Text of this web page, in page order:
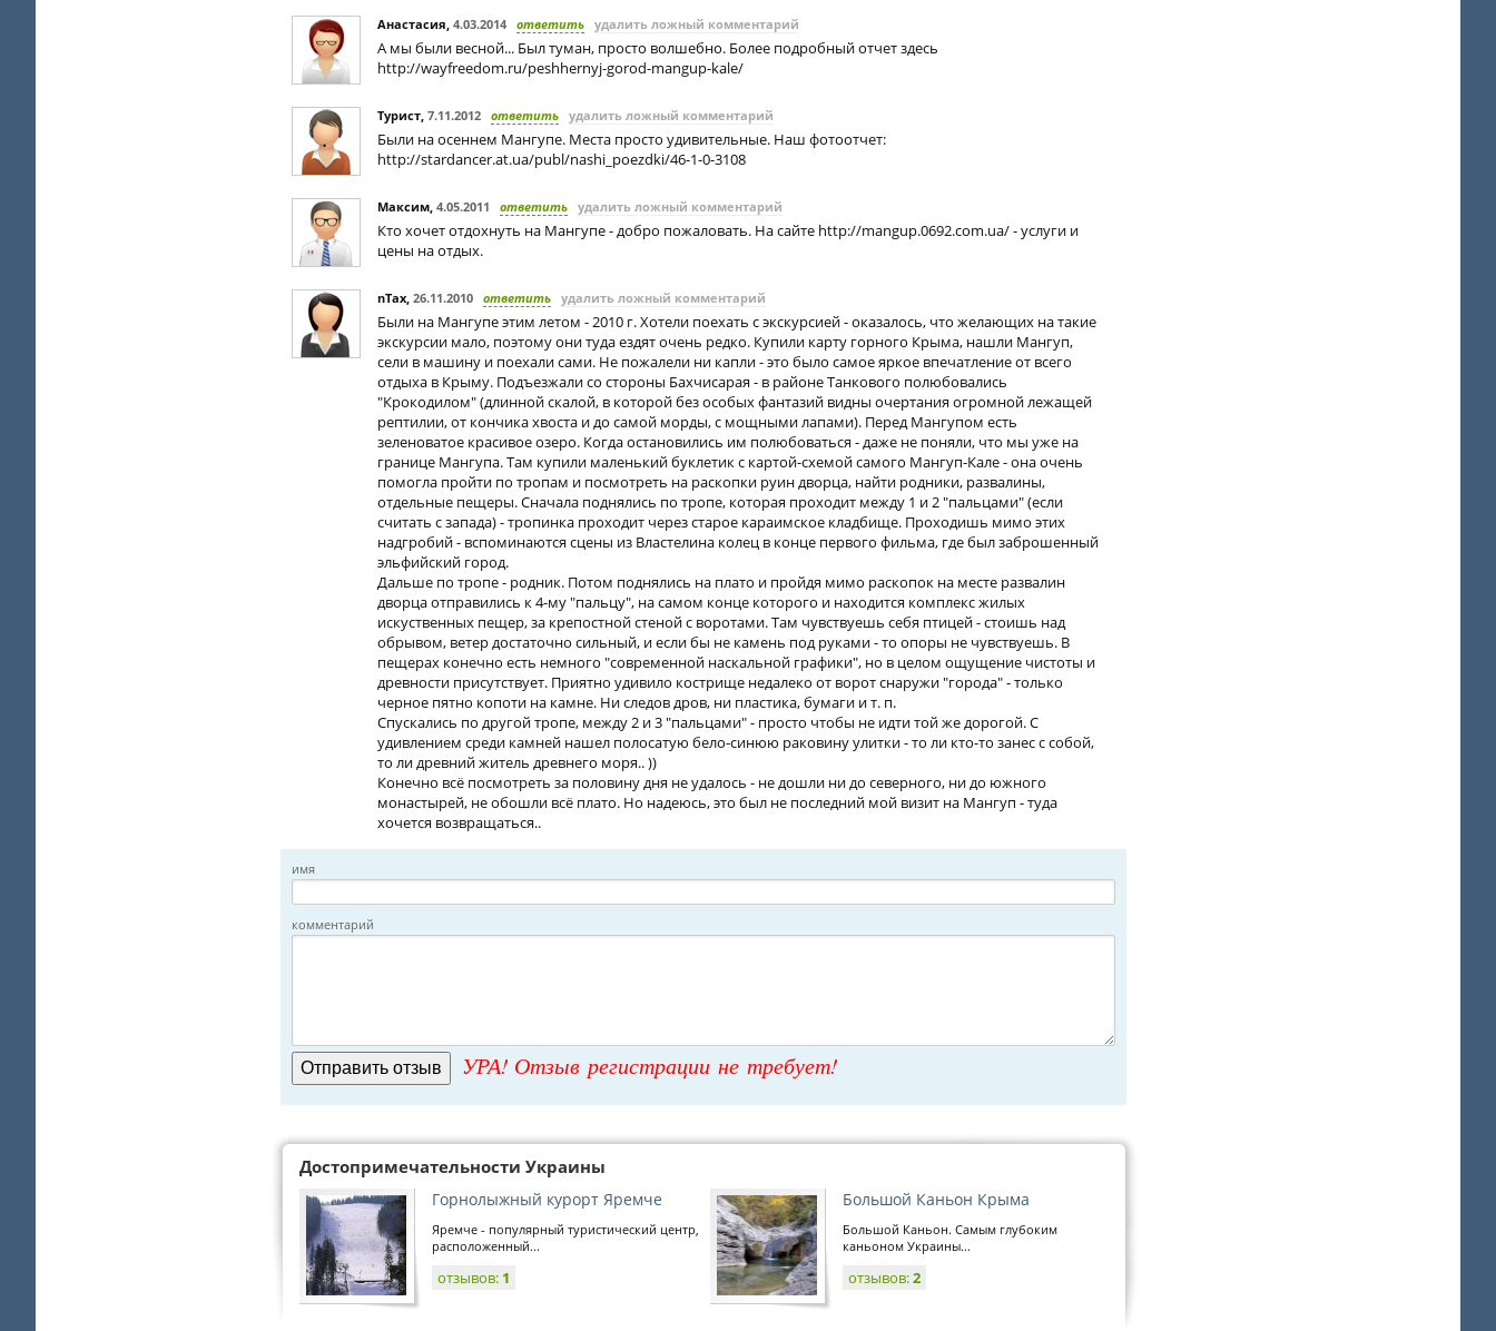
Анастасия, 4.03.2014 ответить удалить ложный комментарий
А мы были весной... Был туман, просто волшебно. Более подробный отчет здесь
http://wayfreedom.ru/peshhernyj-gorod-mangup-kale/
Турист, 7.11.2012 ответить удалить ложный комментарий
Были на осеннем Мангупе. Места просто удивительные. Наш фотоотчет:
http://stardancer.at.ua/publ/nashi_poezdki/46-1-0-3108
Максим, 4.05.2011 ответить удалить ложный комментарий
Кто хочет отдохнуть на Мангупе - добро пожаловать. На сайте http://mangup.0692.com.ua/ - услуги и
цены на отдых.
nTax, 26.11.2010 ответить удалить ложный комментарий
Были на Мангупе этим летом - 2010 г. Хотели поехать с экскурсией - оказалось, что желающих на такие
экскурсии мало, поэтому они туда ездят очень редко. Купили карту горного Крыма, нашли Мангуп,
сели в машину и поехали сами. Не пожалели ни капли - это было самое яркое впечатление от всего
отдыха в Крыму. Подъезжали со стороны Бахчисарая - в районе Танкового полюбовались
"Крокодилом" (длинной скалой, в которой без особых фантазий видны очертания огромной лежащей
рептилии, от кончика хвоста и до самой морды, с мощными лапами). Перед Мангупом есть
зеленоватое красивое озеро. Когда остановились им полюбоваться - даже не поняли, что мы уже на
границе Мангупа. Там купили маленький буклетик с картой-схемой самого Мангуп-Кале - она очень
помогла пройти по тропам и посмотреть на раскопки руин дворца, найти родники, развалины,
отдельные пещеры. Сначала поднялись по тропе, которая проходит между 1 и 2 "пальцами" (если
считать с запада) - тропинка проходит через старое караимское кладбище. Проходишь мимо этих
надгробий - вспоминаются сцены из Властелина колец в конце первого фильма, где был заброшенный
эльфийский город.
Дальше по тропе - родник. Потом поднялись на плато и пройдя мимо раскопок на месте развалин
дворца отправились к 4-му "пальцу", на самом конце которого и находится комплекс жилых
искуственных пещер, за крепостной стеной с воротами. Там чувствуешь себя птицей - стоишь над
обрывом, ветер достаточно сильный, и если бы не камень под руками - то опоры не чувствуешь. В
пещерах конечно есть немного "современной наскальной графики", но в целом ощущение чистоты и
древности присутствует. Приятно удивило кострище недалеко от ворот снаружи "города" - только
черное пятно копоти на камне. Ни следов дров, ни пластика, бумаги и т. п.
Спускались по другой тропе, между 2 и 3 "пальцами" - просто чтобы не идти той же дорогой. С
удивлением среди камней нашел полосатую бело-синюю раковину улитки - то ли кто-то занес с собой,
то ли древний житель древнего моря.. ))
Конечно всё посмотреть за половину дня не удалось - не дошли ни до северного, ни до южного
монастырей, не обошли всё плато. Но надеюсь, это был не последний мой визит на Мангуп - туда
хочется возвращаться..
имя
комментарий
УРА! Отзыв регистрации не требует!
Достопримечательности Украины
Горнолыжный курорт Яремче
Яремче - популярный туристический центр,
расположенный...
отзывов: 1
Большой Каньон Крыма
Большой Каньон. Самым глубоким
каньоном Украины...
отзывов:2